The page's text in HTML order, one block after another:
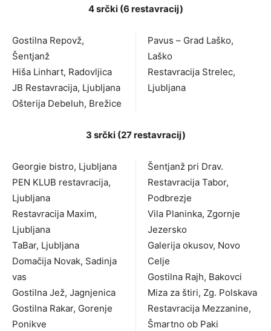
4 srčki (6 restavracij)
Gostilna Repovž,
Šentjanž
Hiša Linhart, Radovljica
JB Restavracija, Ljubljana
Ošterija Debeluh, Brežice
Pavus – Grad Laško,
Laško
Restavracija Strelec,
Ljubljana
3 srčki (27 restavracij)
Georgie bistro, Ljubljana
PEN KLUB restavracija,
Ljubljana
Restavracija Maxim,
Ljubljana
TaBar, Ljubljana
Domačija Novak, Sadinja
vas
Gostilna Jež, Jagnjenica
Gostilna Rakar, Gorenje
Ponikve
Šentjanž pri Drav.
Restavracija Tabor,
Podbrezje
Vila Planinka, Zgornje
Jezersko
Galerija okusov, Novo
Celje
Gostilna Rajh, Bakovci
Miza za štiri, Zg. Polskava
Restavracija Mezzanine,
Šmartno ob Paki